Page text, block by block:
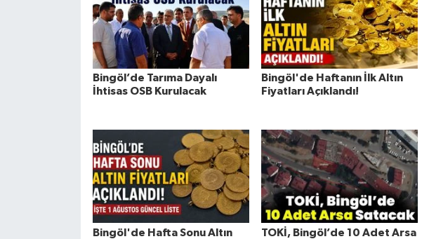
Bingöl’de Tarıma Dayalı
İhtisas OSB Kurulacak
Bingöl'de Haftanın İlk Altın
Fiyatları Açıklandı!
Bingöl'de Hafta Sonu Altın
TOKİ, Bingöl’de 10 Adet Arsa